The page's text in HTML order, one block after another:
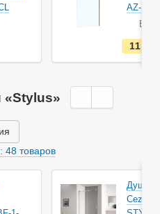
AZ-
В
11
«Stylus»
48 товаров